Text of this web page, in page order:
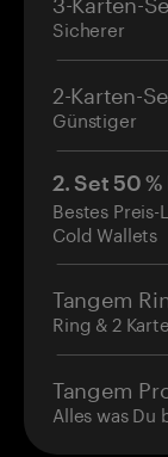
Sicherer
2-Karten-
Günstiger
2. Set 50 %
Bestes
Cold Wallets
Tangem
Ring & 2
Tangem
Alles was Du